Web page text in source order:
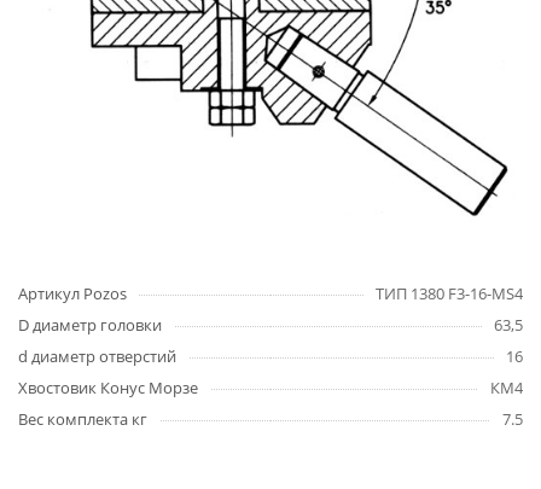
Артикул Pozos
ТИП 1380 F3-16-MS4
D диаметр головки
63,5
d диаметр отверстий
16
Хвостовик Конус Морзе
КМ4
Вес комплекта кг
7.5